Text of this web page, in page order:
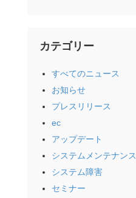
カテゴリー
すべてのニュース
お知らせ
プレスリリース
ec
アップデート
システムメンテナンス
システム障害
セミナー